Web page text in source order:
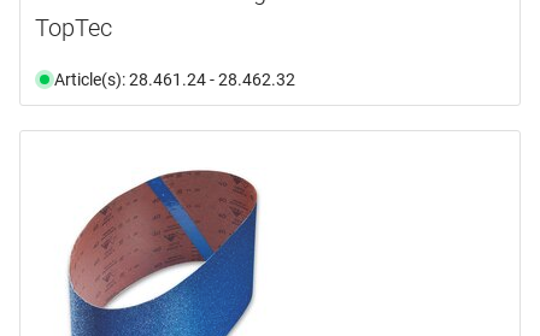
TopTec
Article(s): 28.461.24 - 28.462.32